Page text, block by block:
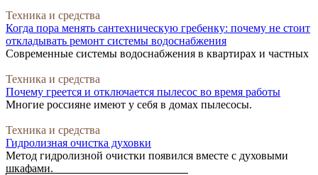
Техника и средства
Когда пора менять сантехническую гребенку: почему не стоит
откладывать ремонт системы водоснабжения
Современные системы водоснабжения в квартирах и частных
Техника и средства
Почему греется и отключается пылесос во время работы
Многие россияне имеют у себя в домах пылесосы.
Техника и средства
Гидролизная очистка духовки
Метод гидролизной очистки появился вместе с духовыми
шкафами.